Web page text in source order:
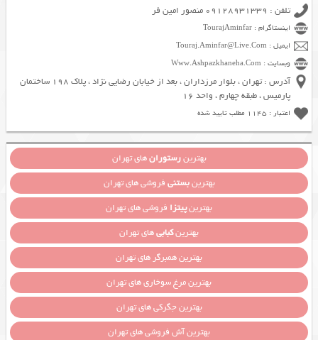
تلفن : 09128931339 منصور امین فر
اینستاگرام : TourajAminfar
ایمیل : Touraj.Aminfar@Live.Com
وبسایت : Www.Ashpazkhaneha.Com
آدرس : تهران ، بلوار مرزداران ، بعد از خیابان رضایی نژاد ، پلاک 198 ساختمان
پارمیس ، طبقه چهارم ، واحد 16
اعتبار : 1145 مطلب تایید شده
بهترینرستورانهای تهران
بهترینبستنی فروشی های تهران
بهترینپیتزا فروشی های تهران
بهترینکبابیهای تهران
بهترین همبرگر های تهران
بهترین مرغ سوخاری های تهران
بهترین جگرکی های تهران
بهترین آش فروشی های تهران